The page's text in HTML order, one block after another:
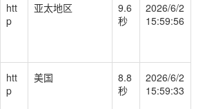
htt
p
亚太地区
9.6
秒
2026/6/2
15:59:56
htt
p
美国
8.8
秒
2026/6/2
15:59:33